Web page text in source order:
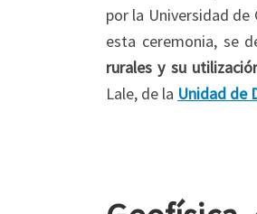
por la Universidad de
esta ceremonia, se
rurales y su
Lale, de la Unidad de